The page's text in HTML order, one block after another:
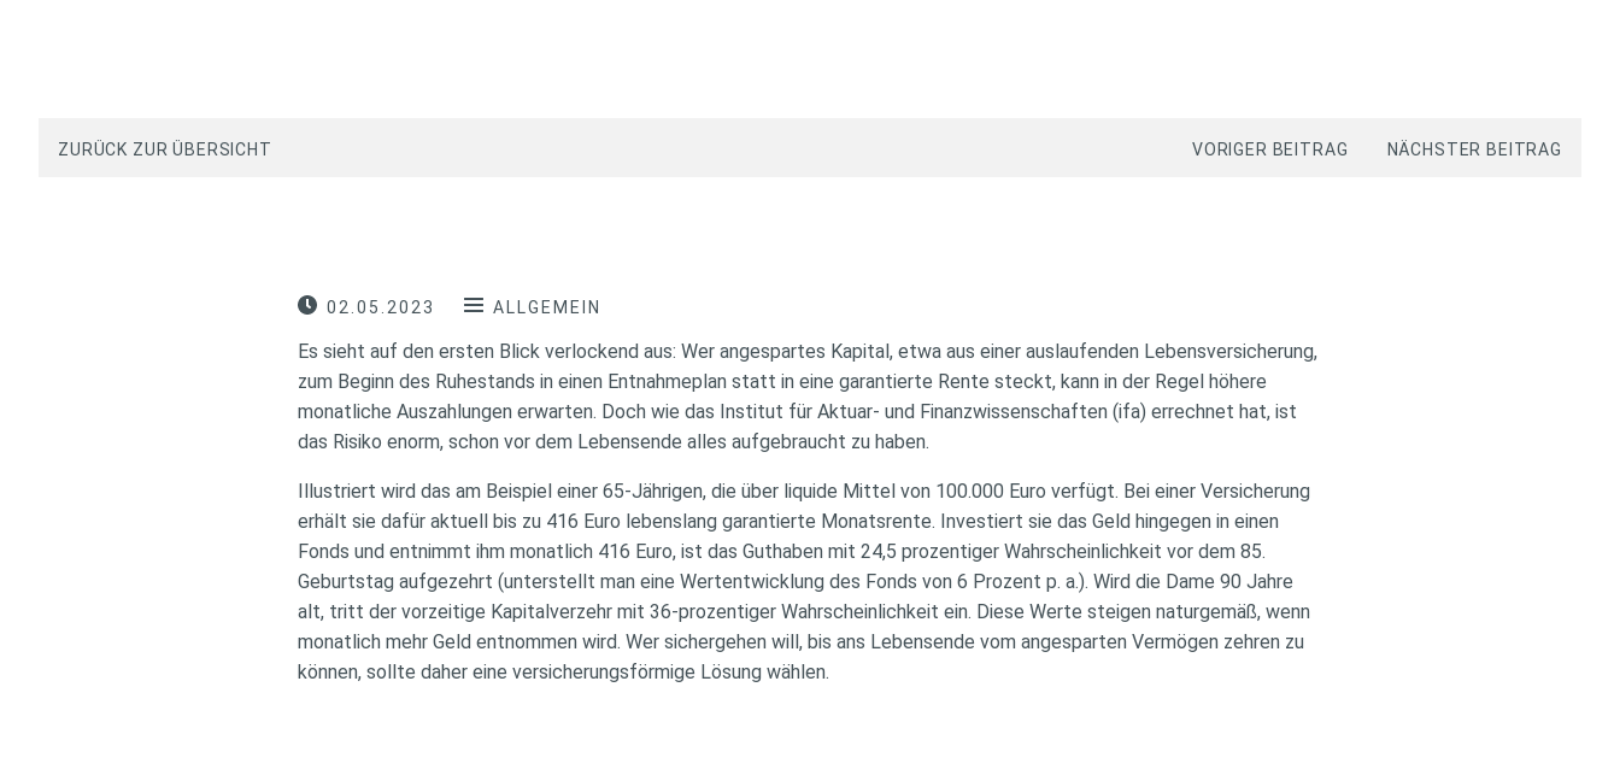
ZURÜCK ZUR ÜBERSICHT VORIGER BEITRAG NÄCHSTER BEITRAG
02.05.2023 ALLGEMEIN
Es sieht auf den ersten Blick verlockend aus: Wer angespartes Kapital, etwa aus einer auslaufenden Lebensversicherung,
zum Beginn des Ruhestands in einen Entnahmeplan statt in eine garantierte Rente steckt, kann in der Regel höhere
monatliche Auszahlungen erwarten. Doch wie das Institut für Aktuar- und Finanzwissenschaften (ifa) errechnet hat, ist
das Risiko enorm, schon vor dem Lebensende alles aufgebraucht zu haben.
Illustriert wird das am Beispiel einer 65-Jährigen, die über liquide Mittel von 100.000 Euro verfügt. Bei einer Versicherung
erhält sie dafür aktuell bis zu 416 Euro lebenslang garantierte Monatsrente. Investiert sie das Geld hingegen in einen
Fonds und entnimmt ihm monatlich 416 Euro, ist das Guthaben mit 24,5 prozentiger Wahrscheinlichkeit vor dem 85.
Geburtstag aufgezehrt (unterstellt man eine Wertentwicklung des Fonds von 6 Prozent p. a.). Wird die Dame 90 Jahre
alt, tritt der vorzeitige Kapitalverzehr mit 36-prozentiger Wahrscheinlichkeit ein. Diese Werte steigen naturgemäß, wenn
monatlich mehr Geld entnommen wird. Wer sichergehen will, bis ans Lebensende vom angesparten Vermögen zehren zu
können, sollte daher eine versicherungsförmige Lösung wählen.